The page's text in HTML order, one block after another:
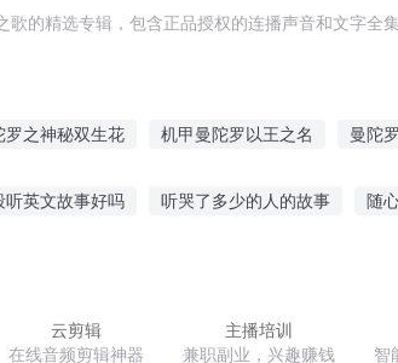
歌的精选专辑，包含正品授权的连播声音和文字全
罗之神秘双生花 机甲曼陀罗以王之名 曼陀
听英文故事好吗 听哭了多少的人的故事 随
云剪辑
在线音频剪辑神器
主播培训
兼职副业，兴趣赚钱
智